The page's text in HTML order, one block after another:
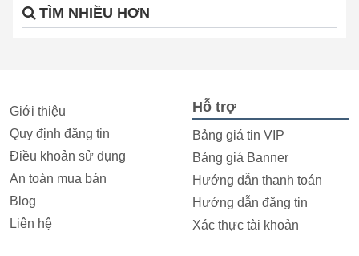
TÌM NHIỀU HƠN
Giới thiệu
Quy định đăng tin
Điều khoản sử dụng
An toàn mua bán
Blog
Liên hệ
Hỗ trợ
Bảng giá tin VIP
Bảng giá Banner
Hướng dẫn thanh toán
Hướng dẫn đăng tin
Xác thực tài khoản